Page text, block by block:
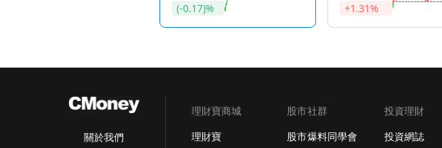
(-0.17)% +1.31%
關於我們
理財寶商城
理財寶
股市社群
股市爆料同學會
投資理財
投資網誌